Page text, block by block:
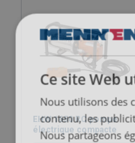
EHW 1650 RC pompe
électrique compacte
Ce site Web
Nous utilisons des
contenu, les
Nous partageons